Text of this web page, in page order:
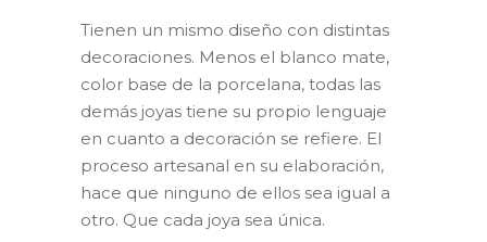
Tienen un mismo diseño con distintas
decoraciones. Menos el blanco mate,
color base de la porcelana, todas las
demás joyas tiene su propio lenguaje
en cuanto a decoración se refiere. El
proceso artesanal en su elaboración,
hace que ninguno de ellos sea igual a
otro. Que cada joya sea única.